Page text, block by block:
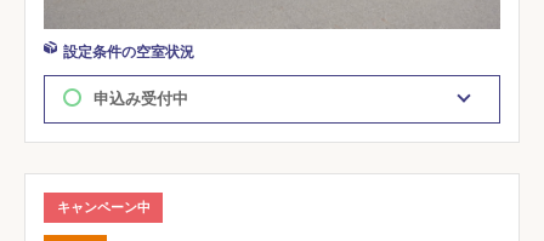
設定条件の空室状況
申込み受付中
キャンペーン中